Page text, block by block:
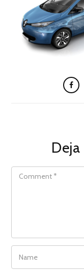
Deja
COMMENT
NAME